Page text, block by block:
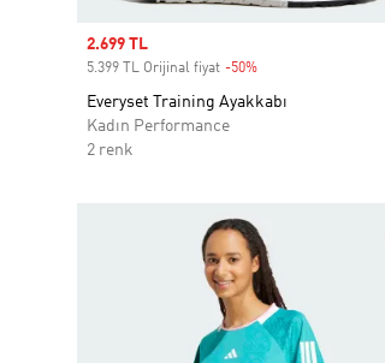
Sale price
2.699 TL
5.399 TL Orijinal fiyat -50%
Everyset Training Ayakkabı
Kadın Performance
2 renk